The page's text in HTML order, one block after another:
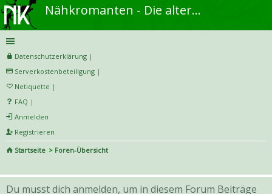
Nähkromanten - Die alternative Näh- und DIY-Community
Datenschutzerklärung |
Serverkostenbeteiligung |
Netiquette |
FAQ |
Anmelden
Registrieren
Startseite
Foren-Übersicht
uc
Du musst dich anmelden, um in diesem Forum Beiträge